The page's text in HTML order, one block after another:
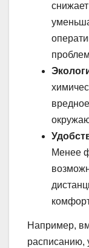
Менее
Например,
расписанию,